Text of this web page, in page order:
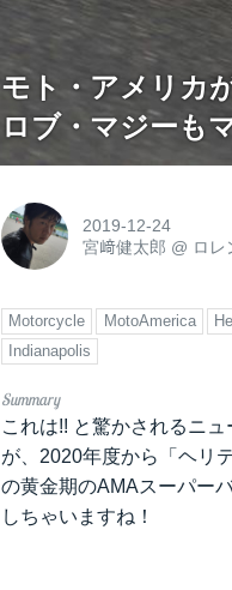
モト・アメリカ
ロブ・マジーも
2019-12-24
宮﨑健太郎 @ ロレ
Motorcycle MotoAmerica
Indianapolis
これは!! と驚かされるニ
が、2020年度から「ヘリ
の黄金期のAMAスーパー
しちゃいますね！